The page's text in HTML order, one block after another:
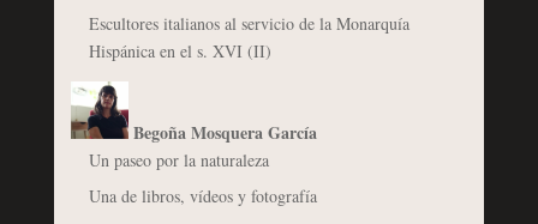
Escultores italianos al servicio de la Monarquía
Hispánica en el s. XVI (II)
Begoña Mosquera García
Un paseo por la naturaleza
Una de libros, vídeos y fotografía